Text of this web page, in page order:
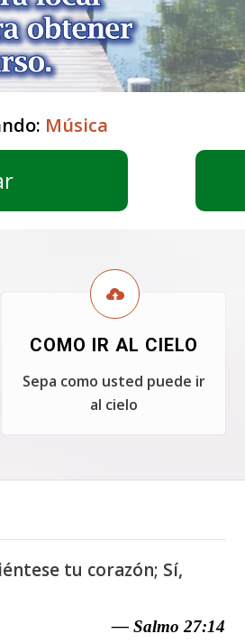
Música
COMO IR AL CIELO
Sepa como usted puede ir
al cielo
tu corazón; Sí,
— Salmo 27:14